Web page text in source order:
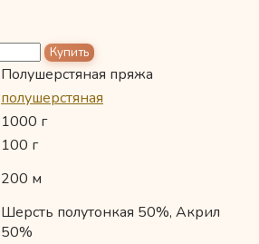
Полушерстяная пряжа
полушерстяная
1000 г
100 г
200 м
Шерсть полутонкая 50%, Акрил
50%